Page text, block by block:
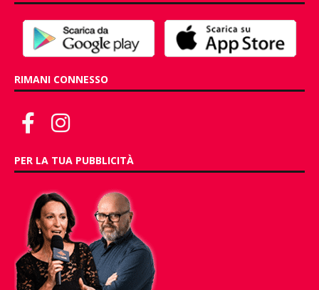
RIMANI CONNESSO
PER LA TUA PUBBLICITÀ